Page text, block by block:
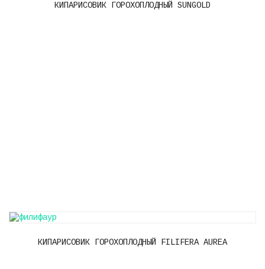
КИПАРИСОВИК ГОРОХОПЛОДНЫЙ SUNGOLD
КИПАРИСОВИК ГОРОХОПЛОДНЫЙ FILIFERA AUREA